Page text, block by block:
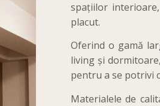
spațiilor
placut.
Oferind o gamă
living și
pentru a se potrivi
Materialele de